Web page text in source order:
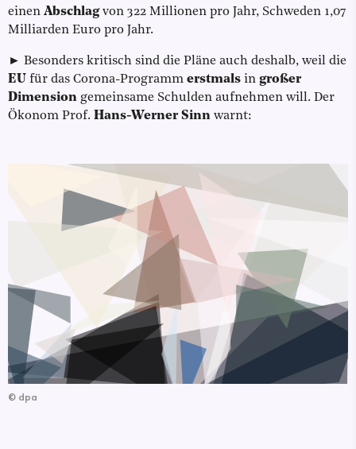
einen Abschlagvon 322 Millionen pro Jahr, Schweden 1,07
Milliarden Euro pro Jahr.
► Besonders kritisch sind die Pläne auch deshalb, weil die
EU für das Corona-Programm erstmals in großer
Dimension gemeinsame Schulden aufnehmen will. Der
Ökonom Prof. Hans-Werner Sinn warnt:
© dpa